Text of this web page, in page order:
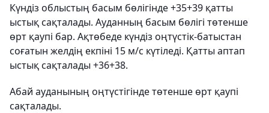
Күндіз облыстың басым бөлігінде +35+39 қатты
ыстық сақталады. Ауданның басым бөлігі төтенше
өрт қаупі бар. Ақтөбеде күндіз оңтүстік-батыстан
соғатын желдің екпіні 15 м/с күтіледі. Қатты аптап
ыстық сақталады +36+38.
Абай ауданының оңтүстігінде төтенше өрт қаупі
сақталады.